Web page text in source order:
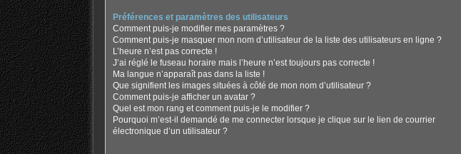
Préférences et paramètres des utilisateurs
Comment puis-je modifier mes paramètres ?
Comment puis-je masquer mon nom d’utilisateur de la liste des utilisateurs en ligne ?
L’heure n’est pas correcte !
J’ai réglé le fuseau horaire mais l’heure n’est toujours pas correcte !
Ma langue n’apparaît pas dans la liste !
Que signifient les images situées à côté de mon nom d’utilisateur ?
Comment puis-je afficher un avatar ?
Quel est mon rang et comment puis-je le modifier ?
Pourquoi m’est-il demandé de me connecter lorsque je clique sur le lien de courrier
électronique d’un utilisateur ?